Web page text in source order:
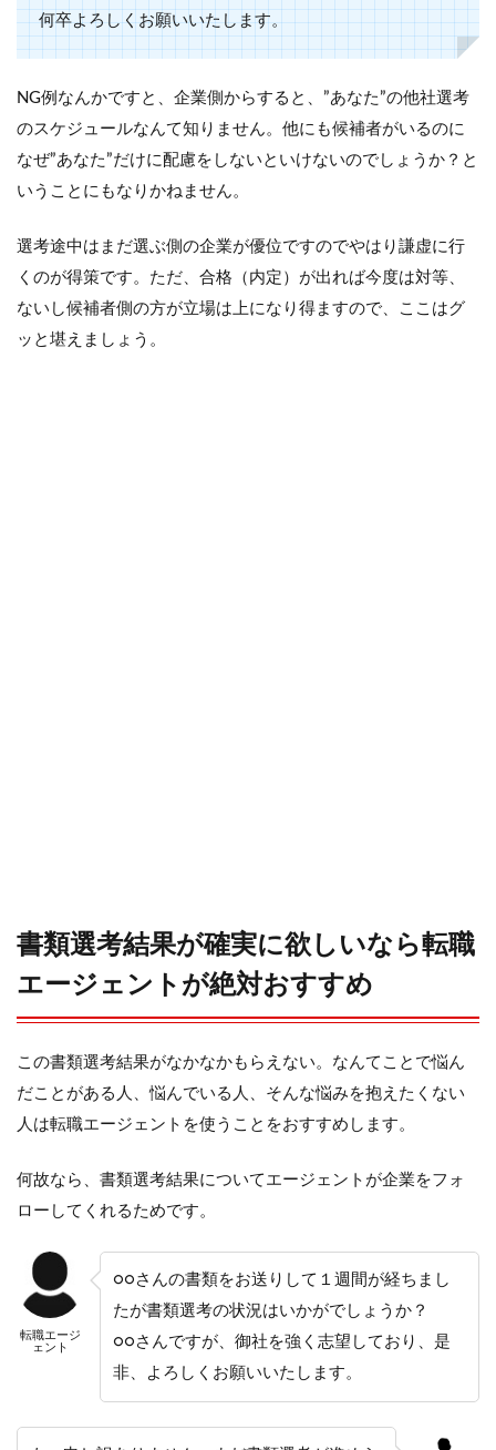
何卒よろしくお願いいたします。
NG例なんかですと、企業側からすると、”あなた”の他社選考
のスケジュールなんて知りません。他にも候補者がいるのに
なぜ”あなた”だけに配慮をしないといけないのでしょうか？と
いうことにもなりかねません。
選考途中はまだ選ぶ側の企業が優位ですのでやはり謙虚に行
くのが得策です。ただ、合格（内定）が出れば今度は対等、
ないし候補者側の方が立場は上になり得ますので、ここはグ
ッと堪えましょう。
書類選考結果が確実に欲しいなら転職
エージェントが絶対おすすめ
この書類選考結果がなかなかもらえない。なんてことで悩ん
だことがある人、悩んでいる人、そんな悩みを抱えたくない
人は転職エージェントを使うことをおすすめします。
何故なら、書類選考結果についてエージェントが企業をフォ
ローしてくれるためです。
転職エージ
ェント
○○さんの書類をお送りして１週間が経ちまし
たが書類選考の状況はいかがでしょうか？
○○さんですが、御社を強く志望しており、是
非、よろしくお願いいたします。